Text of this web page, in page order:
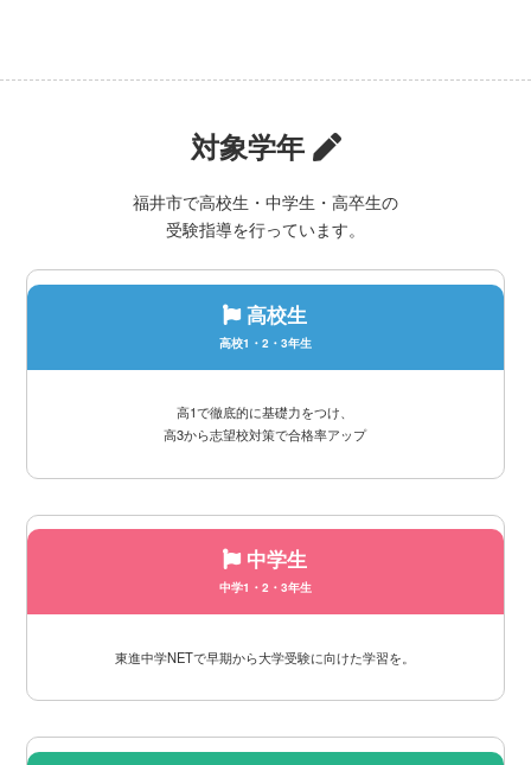
対象学年
福井市で高校生・中学生・高卒生の
受験指導を行っています。
高校生
高校1・2・3年生
高1で徹底的に基礎力をつけ、
高3から志望校対策で合格率アップ
中学生
中学1・2・3年生
東進中学NETで早期から大学受験に向けた学習を。